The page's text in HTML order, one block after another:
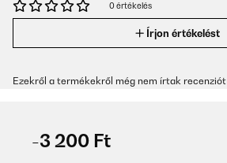
0 értékelés
Írjon értékelést
Ezekről a termékekről még nem írtak recenziót
-3 200 Ft